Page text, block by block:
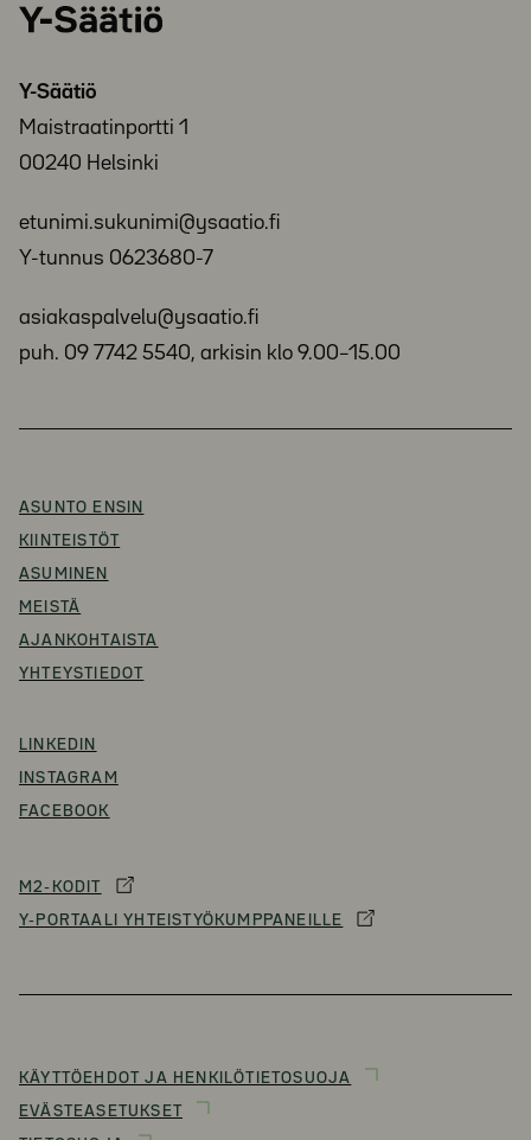
Y-
Y-Säätiö
Maistraatinportti 1
00240 Helsinki
etunimi.sukunimi@ysaatio.fi
Y-tunnus 0623680-7
asiakaspalvelu@ysaatio.fi
puh. 09 7742 5540, arkisin klo 9.00–15.00
ASUNTO ENSIN
KIINTEISTÖT
ASUMINEN
MEISTÄ
AJANKOHTAISTA
YHTEYSTIEDOT
LINKEDIN
INSTAGRAM
FACEBOOK
M2-KODIT
Y-PORTAALI YHTEISTYÖKUMPPANEILLE
KÄYTTÖEHDOT JA HENKILÖTIETOSUOJA
EVÄSTEASETUKSET